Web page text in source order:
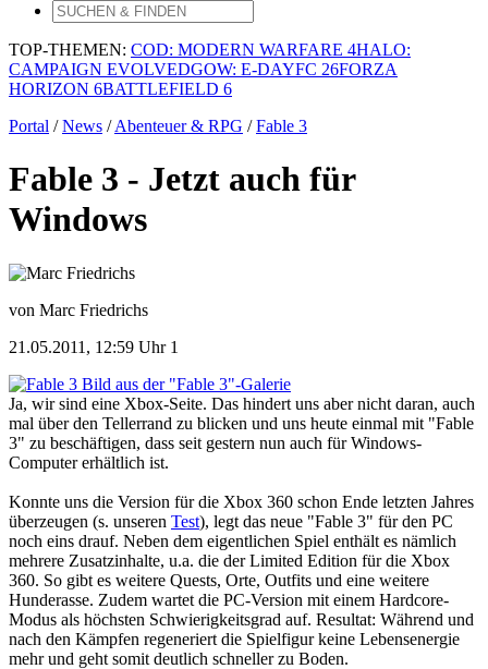
TOP-THEMEN: COD: MODERN WARFARE 4HALO:
CAMPAIGN EVOLVEDGOW: E-DAYFC 26FORZA
HORIZON 6BATTLEFIELD 6
Portal /News /Abenteuer & RPG /Fable 3
Fable 3 - Jetzt auch für
Windows
von Marc Friedrichs
21.05.2011, 12:59 Uhr1
Bild aus der "Fable 3"-Galerie
Ja, wir sind eine Xbox-Seite. Das hindert uns aber nicht daran, auch
mal über den Tellerrand zu blicken und uns heute einmal mit "Fable
3" zu beschäftigen, dass seit gestern nun auch für Windows-
Computer erhältlich ist.
Konnte uns die Version für die Xbox 360 schon Ende letzten Jahres
überzeugen (s. unseren Test), legt das neue "Fable 3" für den PC
noch eins drauf. Neben dem eigentlichen Spiel enthält es nämlich
mehrere Zusatzinhalte, u.a. die der Limited Edition für die Xbox
360. So gibt es weitere Quests, Orte, Outfits und eine weitere
Hunderasse. Zudem wartet die PC-Version mit einem Hardcore-
Modus als höchsten Schwierigkeitsgrad auf. Resultat: Während und
nach den Kämpfen regeneriert die Spielfigur keine Lebensenergie
mehr und geht somit deutlich schneller zu Boden.